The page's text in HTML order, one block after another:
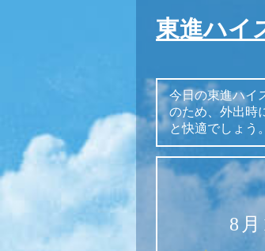
東進ハイ
今日の東進ハイ
のため、外出時
と快適でしょう
8